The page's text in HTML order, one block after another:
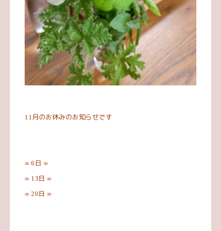
11月のお休みのお知らせです
∞ 6 日 ∞
∞ 13 日 ∞
∞ 20 日 ∞